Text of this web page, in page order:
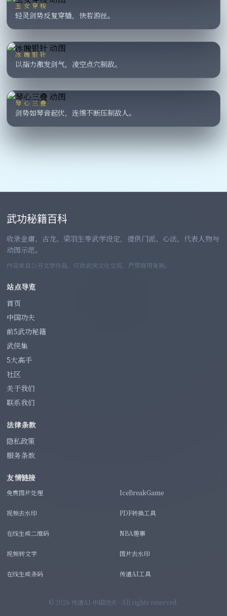
玉女穿梭
轻灵剑势反复穿插，快若游丝。
冰魄银针
以指力激发剑气，凌空点穴制敌。
琴心三叠
剑势如琴音起伏，连绵不断压制敌人。
武功秘籍百科
收录金庸、古龙、梁羽生等武学设定，提供门派、心法、代表人物与
动图示范。
内容来自公开文学作品，仅供武侠文化交流，严禁商用复制。
站点导览
首页
中国功夫
前5武功秘籍
武侠集
5大高手
社区
关于我们
联系我们
法律条款
隐私政策
服务条款
友情链接
免费图片处理 IceBreakGame
视频去水印 PDF转换工具
在线生成二维码 NBA趣事
视频转文字 图片去水印
在线生成条码 传道AI工具
© 2026 传道AI-中国功夫 · All rights reserved.